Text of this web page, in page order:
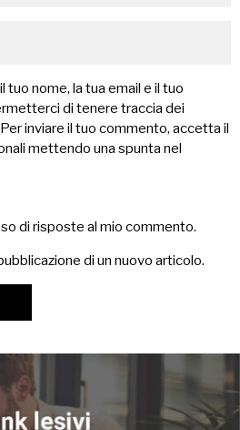
nome, la tua email e il tuo
di tenere traccia dei
inviare il tuo commento, accetta il
mettendo una spunta nel
di risposte al mio commento.
di un nuovo articolo.